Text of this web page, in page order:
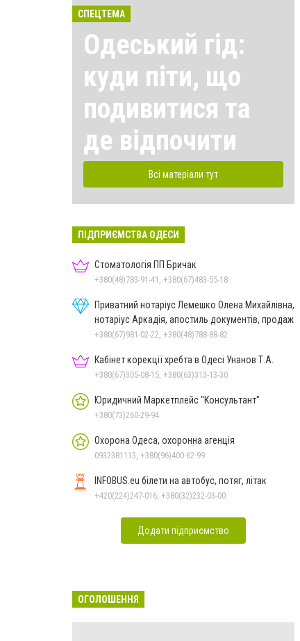
СПЕЦТЕМА
Одеський гід:
куди піти, що
подивитися та
де відпочити
Всі матеріали тут
ПІДПРИЄМСТВА ОДЕСИ
Стоматологія ПП Бричак
+380(48)783-91-41, +380(67)483-55-18
Приватний нотаріус Лемешко Олена Михайлівна,
нотаріус Аркадія, апостиль документів, продаж
+380(67)981-02-22, +380(48)788-88-82
Кабінет корекції хребта в Одесі Унанов Т.А.
+380(67)305-08-15, +380(63)313-13-30
Юридичний Маркетплейс "Консультант"
+380(73)260-29-94
Охорона Одеса, охоронна агенція
0932381113, +380(96)400-62-99
INFOBUS.eu білети на автобус, потяг, літак
+420(224)247-016, +380(32)232-03-00
Додати підприємство
ОГОЛОШЕННЯ